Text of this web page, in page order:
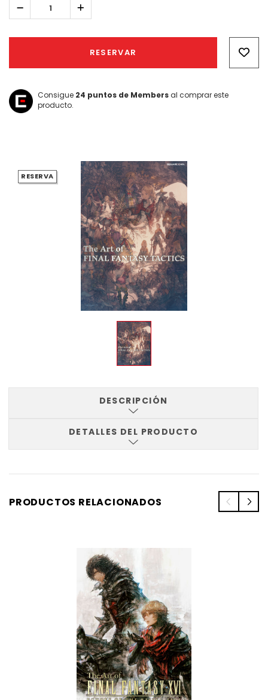
Reducir
cantidad:
Aumentar
la
cantidad:
RESERVAR
Consigue 24 puntos de Membersal comprar este
producto.
RESERVA
DESCRIPCIÓN
DETALLES DEL PRODUCTO
PRODUCTOS RELACIONADOS